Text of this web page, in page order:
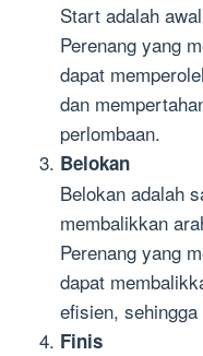
Start adalah
Perenang yang
dapat
dan
perlombaan.
Belokan
Belokan adalah
membalikkan
Perenang yang
dapat
efisien,
Finis